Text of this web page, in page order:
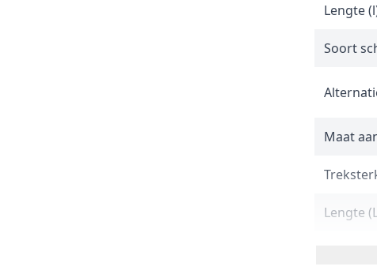
Lengte
Soort
Maat
Lengte